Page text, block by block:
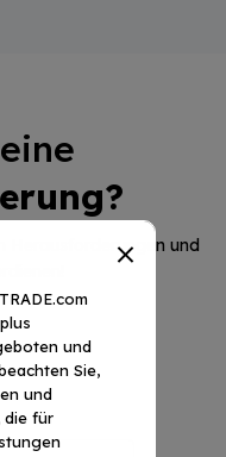
Herausforderungen und
und
Sie,
und
die für